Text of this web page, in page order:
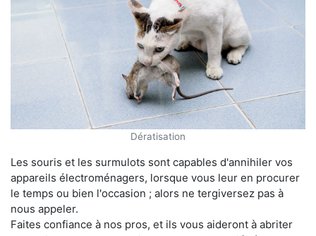
Dératisation
Les souris et les surmulots sont capables d'annihiler vos
appareils électroménagers, lorsque vous leur en procurer
le temps ou bien l'occasion ; alors ne tergiversez pas à
nous appeler.
Faites confiance à nos pros, et ils vous aideront à abriter